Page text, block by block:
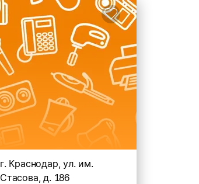
г. Краснодар, ул. им.
Стасова, д. 186